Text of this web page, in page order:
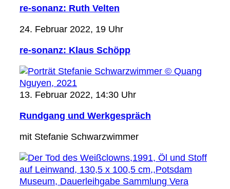
re-sonanz: Ruth Velten
24. Februar 2022, 19 Uhr
re-sonanz: Klaus Schöpp
13. Februar 2022, 14:30 Uhr
Rundgang und Werkgespräch
mit Stefanie Schwarzwimmer